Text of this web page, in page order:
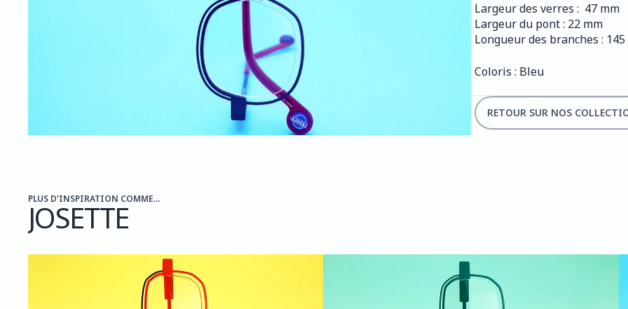
Largeur des verres :  47 mm
Largeur du pont : 22 mm
Longueur des branches :
Coloris : Bleu
RETOUR SUR NOS
PLUS D'INSPIRATION COMME...
JOSETTE